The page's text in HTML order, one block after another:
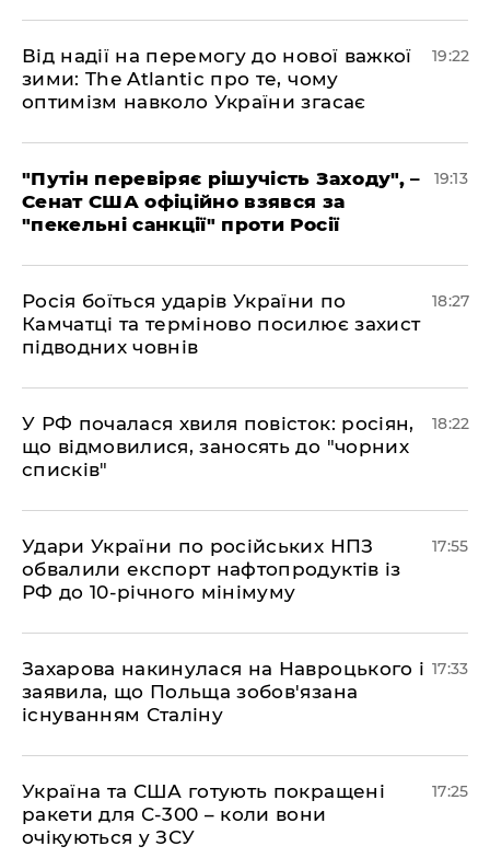
​Від надії на перемогу до нової важкої
зими: The Atlantic про те, чому
оптимізм навколо України згасає
19:22
​"Путін перевіряє рішучість Заходу", –
Сенат США офіційно взявся за
"пекельні санкції" проти Росії
19:13
​Росія боїться ударів України по
Камчатці та терміново посилює захист
підводних човнів
18:27
​У РФ почалася хвиля повісток: росіян,
що відмовилися, заносять до "чорних
списків"
18:22
​Удари України по російських НПЗ
обвалили експорт нафтопродуктів із
РФ до 10-річного мінімуму
17:55
​Захарова накинулася на Навроцького і
заявила, що Польща зобов'язана
існуванням Сталіну
17:33
​Україна та США готують покращені
ракети для С-300 – коли вони
очікуються у ЗСУ
17:25